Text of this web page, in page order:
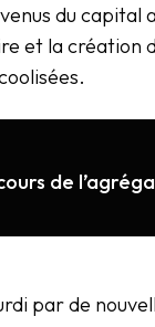
du
et la création
de
par de